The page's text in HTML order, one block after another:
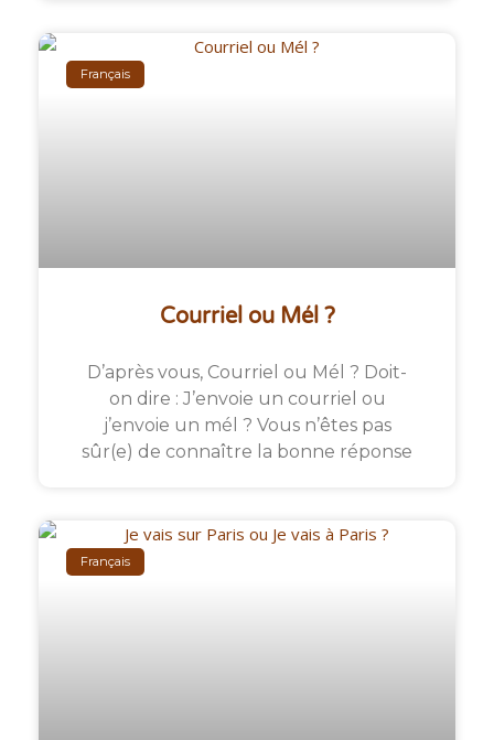
Français
Courriel ou Mél ?
D’après vous, Courriel ou Mél ? Doit-
on dire : J’envoie un courriel ou
j’envoie un mél ? Vous n’êtes pas
sûr(e) de connaître la bonne réponse
Français